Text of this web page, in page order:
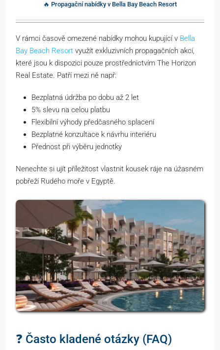
🔥 Propagační nabídky v Bella Bay Beach Resort
V rámci časově omezené nabídky mohou kupující v Bella
Bay Beach Resort využít exkluzivních propagačních akcí,
které jsou k dispozici pouze prostřednictvím The Horizon
Real Estate. Patří mezi ně např:
Bezplatná údržba po dobu až 2 let
5% slevu na celou platbu
Flexibilní výhody předčasného splacení
Bezplatné konzultace k návrhu interiéru
Přednost při výběru jednotky
Nenechte si ujít příležitost vlastnit kousek ráje na úžasném
pobřeží Rudého moře v Egyptě.
❓ Často kladené otázky (FAQ)